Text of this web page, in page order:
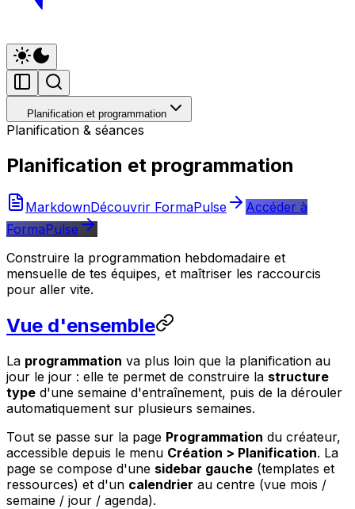
Planification et programmation
Planification & séances
Planification et programmation
MarkdownDécouvrir FormaPulse
Accéder à
FormaPulse
Construire la programmation hebdomadaire et
mensuelle de tes équipes, et maîtriser les raccourcis
pour aller vite.
Vue d'ensemble
La programmation va plus loin que la planification au
jour le jour : elle te permet de construire la structure
type d'une semaine d'entraînement, puis de la dérouler
automatiquement sur plusieurs semaines.
Tout se passe sur la page Programmation du créateur,
accessible depuis le menu Création > Planification. La
page se compose d'une sidebar gauche (templates et
ressources) et d'un calendrier au centre (vue mois /
semaine / jour / agenda).